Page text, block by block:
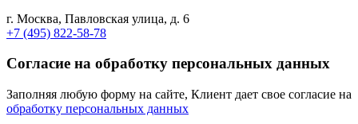
г. Москва, Павловская улица, д. 6
+7 (495) 822-58-78
Согласие на обработку персональных данных
Заполняя любую форму на сайте, Клиент дает свое согласие на
обработку персональных данных